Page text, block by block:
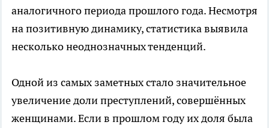
аналогичного периода прошлого года. Несмотря
на позитивную динамику, статистика выявила
несколько неоднозначных тенденций.
Одной из самых заметных стало значительное
увеличение доли преступлений, совершённых
женщинами. Если в прошлом году их доля была